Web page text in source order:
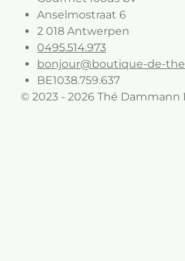
Anselmostraat 6
2 018 Antwerpen
0495.514.973
bonjour@boutique-de-
BE1038.759.637
© 2023 - 2026 Thé Dammann